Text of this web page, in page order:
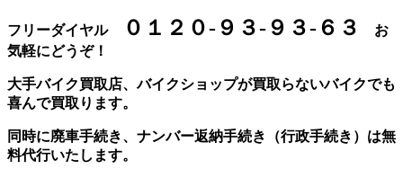
フリーダイヤル ０１２０-９３-９３-６３
お
気軽にどうぞ！
大手バイク買取店、バイクショップが買取らないバイクでも
喜んで買取ります。
同時に廃車手続き、ナンバー返納手続き（行政手続き）は無
料代行いたします。